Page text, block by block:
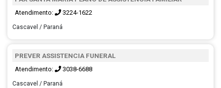
Atendimento: 3224-1622
Cascavel / Paraná
PREVER ASSISTENCIA FUNERAL
Atendimento: 3038-6688
Cascavel / Paraná